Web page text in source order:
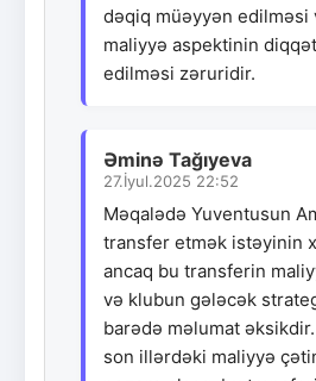
dəqiq müəyyən edilməsi
maliyyə aspektinin
edilməsi zəruridir.
Əminə Tağıyeva
27.İyul.2025 22:52
Məqalədə Yuventusun
transfer etmək istəyinin
ancaq bu transferin
və klubun gələcək
barədə məlumat
son illərdəki maliyyə